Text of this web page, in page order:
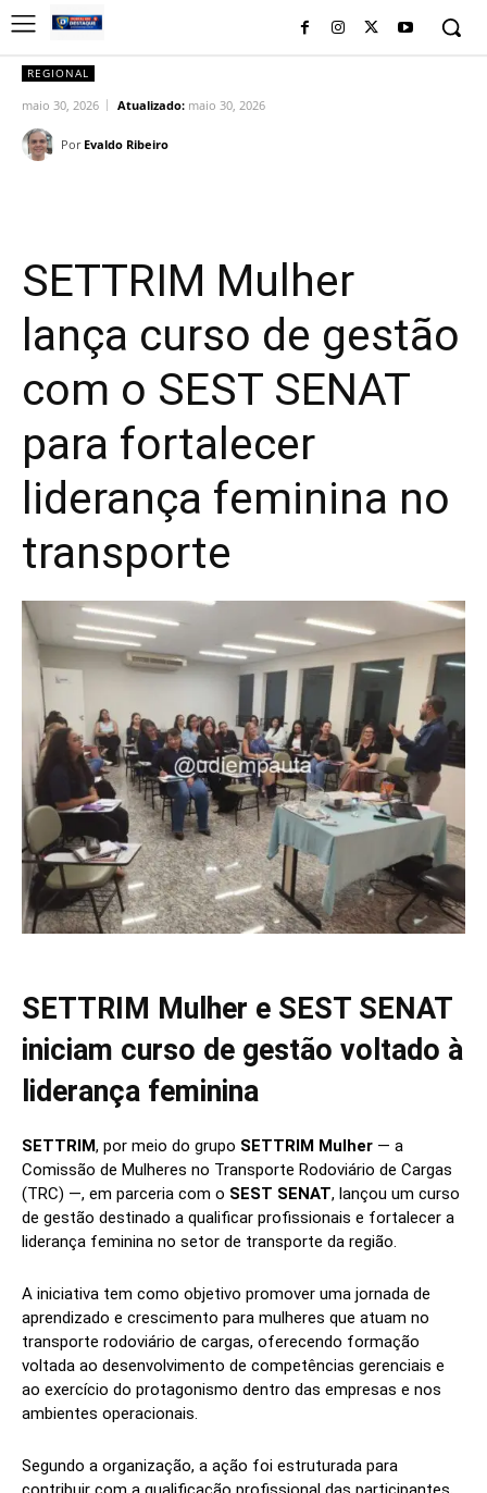
REGIONAL
maio 30, 2026 Atualizado: maio 30, 2026
Por Evaldo Ribeiro
SETTRIM Mulher
lança curso de gestão
com o SEST SENAT
para fortalecer
liderança feminina no
transporte
SETTRIM Mulher e SEST SENAT
iniciam curso de gestão voltado à
liderança feminina
SETTRIM, por meio do grupo SETTRIM Mulher — a
Comissão de Mulheres no Transporte Rodoviário de Cargas
(TRC) —, em parceria com o SEST SENAT, lançou um curso
de gestão destinado a qualificar profissionais e fortalecer a
liderança feminina no setor de transporte da região.
A iniciativa tem como objetivo promover uma jornada de
aprendizado e crescimento para mulheres que atuam no
transporte rodoviário de cargas, oferecendo formação
voltada ao desenvolvimento de competências gerenciais e
ao exercício do protagonismo dentro das empresas e nos
ambientes operacionais.
Segundo a organização, a ação foi estruturada para